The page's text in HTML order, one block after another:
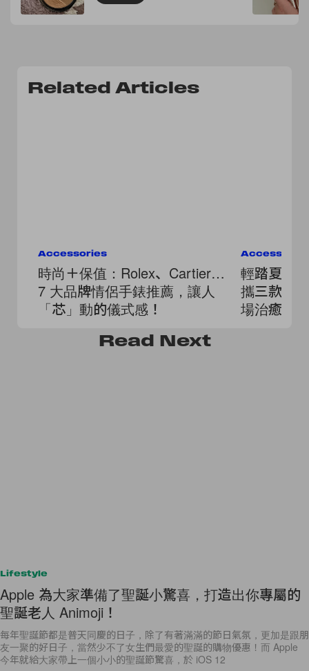
Related Articles
Accessories
時尚＋保值：Rolex、Cartier…
7 大品牌情侶手錶推薦，讓人
「芯」動的儀式感！
輕踏夏日
攜三款話
場治癒心
Read Next
Lifestyle
Apple 為大家準備了聖誕小驚喜，打造出你專屬的
聖誕老人 Animoji！
每年聖誕節都是普天同慶的日子，除了有著滿滿的節日氣氛，更加是跟朋
友一聚的好日子，當然少不了女生們最愛的聖誕的購物優惠！而 Apple
今年就給大家帶上一個小小的聖誕節驚喜，於 iOS 12